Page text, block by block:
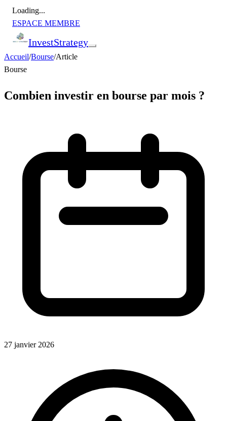
Loading...
ESPACE MEMBRE
InvestStrategy
Accueil/Bourse/Article
Bourse
Combien investir en bourse par mois ?
27 janvier 2026